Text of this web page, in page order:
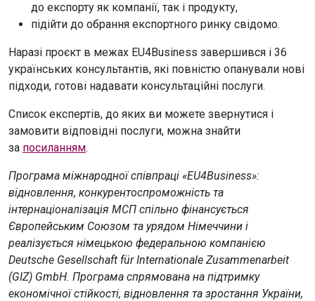
до експорту як компанії, так і продукту,
підійти до обрання експортного ринку свідомо.
Наразі проєкт в межах EU4Business завершився і 36
українських консультантів, які повністю опанували нові
підходи, готові надавати консультаційні послуги.
Список експертів, до яких ви можете звернутися і
замовити відповідні послуги, можна знайти
за посиланням.
Програма міжнародної співпраці «EU4Business»:
відновлення, конкурентоспроможність та
інтернаціоналізація МСП спільно фінансується
Європейським Союзом та урядом Німеччини і
реалізується німецькою федеральною компанією
Deutsche Gesellschaft für Internationale Zusammenarbeit
(GIZ) GmbH. Програма спрямована на підтримку
економічної стійкості, відновлення та зростання України,